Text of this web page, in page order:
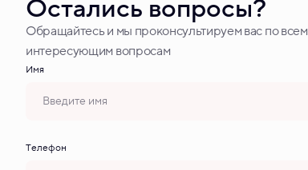
Остались вопросы?
Обращайтесь и мы проконсультируем вас по всем
интересующим вопросам
Имя
Tелефон